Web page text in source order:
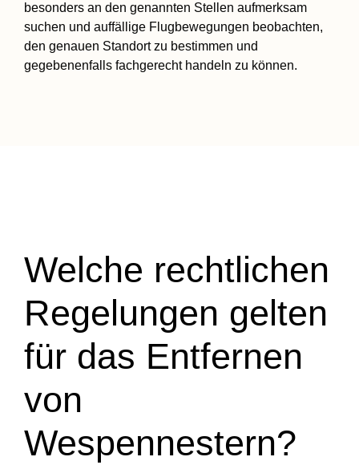
besonders an den genannten Stellen aufmerksam
suchen und auffällige Flugbewegungen beobachten,
den genauen Standort zu bestimmen und
gegebenenfalls fachgerecht handeln zu können.
Welche rechtlichen
Regelungen gelten
für das Entfernen
von
Wespennestern?